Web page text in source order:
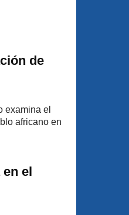
de
examina el
africano en
el